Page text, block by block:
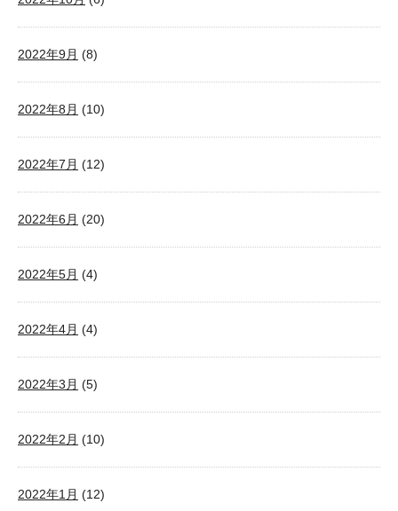
2022年9月 (8)
2022年8月 (10)
2022年7月 (12)
2022年6月 (20)
2022年5月 (4)
2022年4月 (4)
2022年3月 (5)
2022年2月 (10)
2022年1月 (12)